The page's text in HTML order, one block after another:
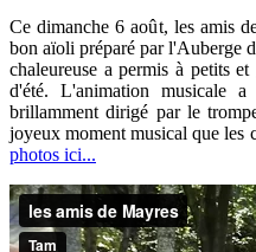
Ce dimanche 6 août, les amis
bon aïoli préparé par l'Auberge
chaleureuse a permis à petits
d'été. L'animation musicale
brillamment dirigé par le
joyeux moment musical que les
photos ici...